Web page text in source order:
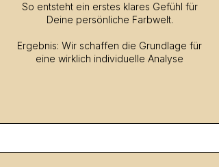
So entsteht ein erstes klares Gefühl für
Deine persönliche Farbwelt.
Ergebnis: Wir schaffen die Grundlage für
eine wirklich individuelle Analyse